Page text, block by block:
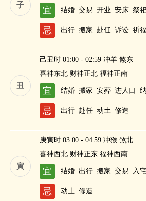
子
宜 结婚 交易 开业 安床 祭祀
忌 出行 搬家 赴任 诉讼 祈福
丑
己丑时 01:00 - 02:59 冲羊 煞东
喜神东北 财神正北 福神正南
宜 结婚 搬家 安葬 进人口
忌 出行 赴任 动土 修造
寅
庚寅时 03:00 - 04:59 冲猴 煞北
喜神西北 财神正东 福神西南
宜 结婚 出行 搬家 交易 入宅
葬
作灶
忌 动土 修造